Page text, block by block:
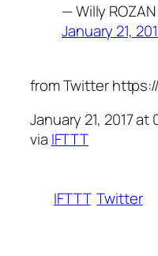
— Willy
January 21,
from Twitter
January 21, 2017 at
via IFTTT
IFTTT Twitter